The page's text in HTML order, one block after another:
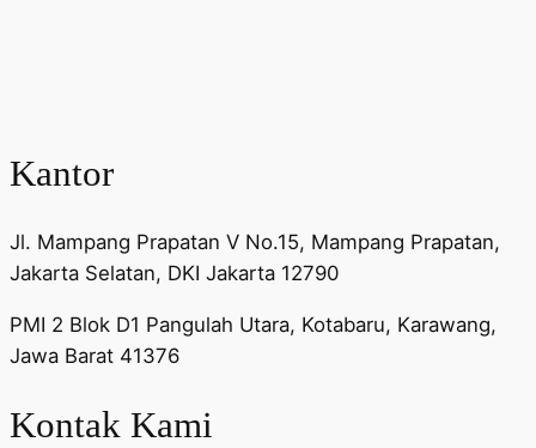
Kantor
Jl. Mampang Prapatan V No.15, Mampang Prapatan,
Jakarta Selatan, DKI Jakarta 12790
PMI 2 Blok D1 Pangulah Utara, Kotabaru, Karawang,
Jawa Barat 41376
Kontak Kami